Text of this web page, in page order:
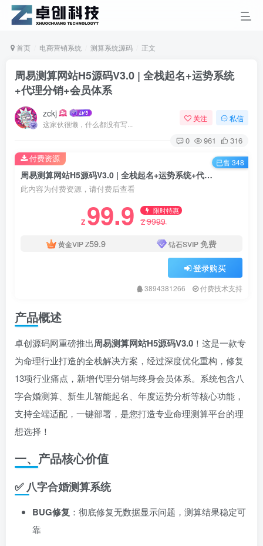
首页 电商营销系统 测算系统源码 正文
周易测算网站H5源码V3.0 | 全栈起名+运势系统
+代理分销+会员体系
zckj
这家伙很懒，什么都没有写...
关注 私信
0 961 316
周易测算网站H5源码V3.0 | 全栈起名+运势系统+代理分销+会员体系
此内容为付费资源，请付费后查看
Z 99.9 限时特惠
Z9999
黄金VIPZ59.9 钻石SVIP免费
登录购买
3894381266 付费技术支持
付费资源 已售 348
产品概述
卓创源码网重磅推出周易测算网站H5源码V3.0 ！这是一款专
为命理行业打造的全栈解决方案，经过深度优化重构，修复
13项行业痛点，新增代理分销与终身会员体系。系统包含八
字合婚测算、新生儿智能起名、年度运势分析等核心功能，
支持全端适配，一键部署，是您打造专业命理测算平台的理
想选择！
一、产品核心价值
✅ 八字合婚测算系统
BUG修复 ：彻底修复无数据显示问题，测算结果稳定可
靠